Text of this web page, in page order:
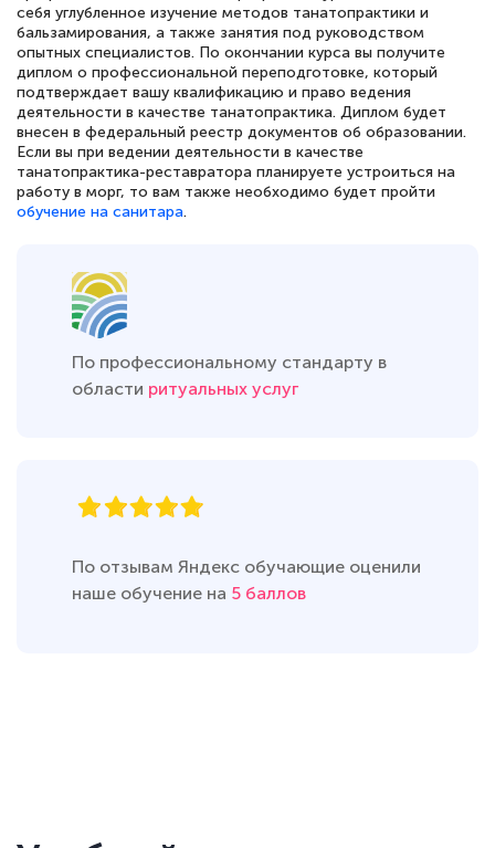
По профессиональному стандарту в
области ритуальных услуг
По отзывам Яндекс обучающие оценили
наше обучение на 5 баллов
себя углубленное изучение методов танатопрактики и
бальзамирования, а также занятия под руководством
опытных специалистов. По окончании курса вы получите
диплом о профессиональной переподготовке, который
подтверждает вашу квалификацию и право ведения
деятельности в качестве танатопрактика. Диплом будет
внесен в федеральный реестр документов об образовании.
Если вы при ведении деятельности в качестве
танатопрактика-реставратора планируете устроиться на
работу в морг, то вам также необходимо будет пройти
обучение на санитара.